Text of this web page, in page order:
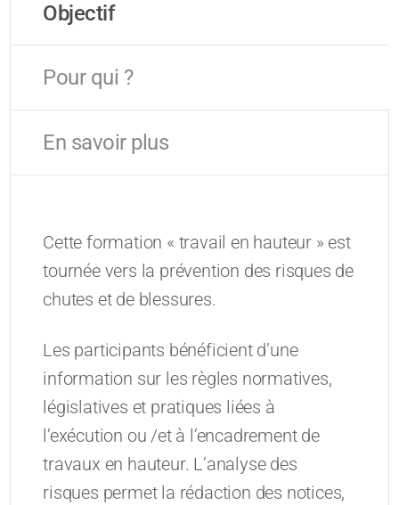
Objectif
Pour qui ?
En savoir plus
Cette formation « travail en hauteur » est
tournée vers la prévention des risques de
chutes et de blessures.
Les participants bénéficient d’une
information sur les règles normatives,
législatives et pratiques liées à
l’exécution ou /et à l’encadrement de
travaux en hauteur. L’analyse des
risques permet la rédaction des notices,